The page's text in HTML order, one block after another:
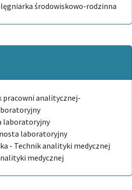
środowiskowo-rodzinna
pracowni analitycznej-
laboratoryjny
laboratoryjny
- Technik analityki medycznej
medycznej